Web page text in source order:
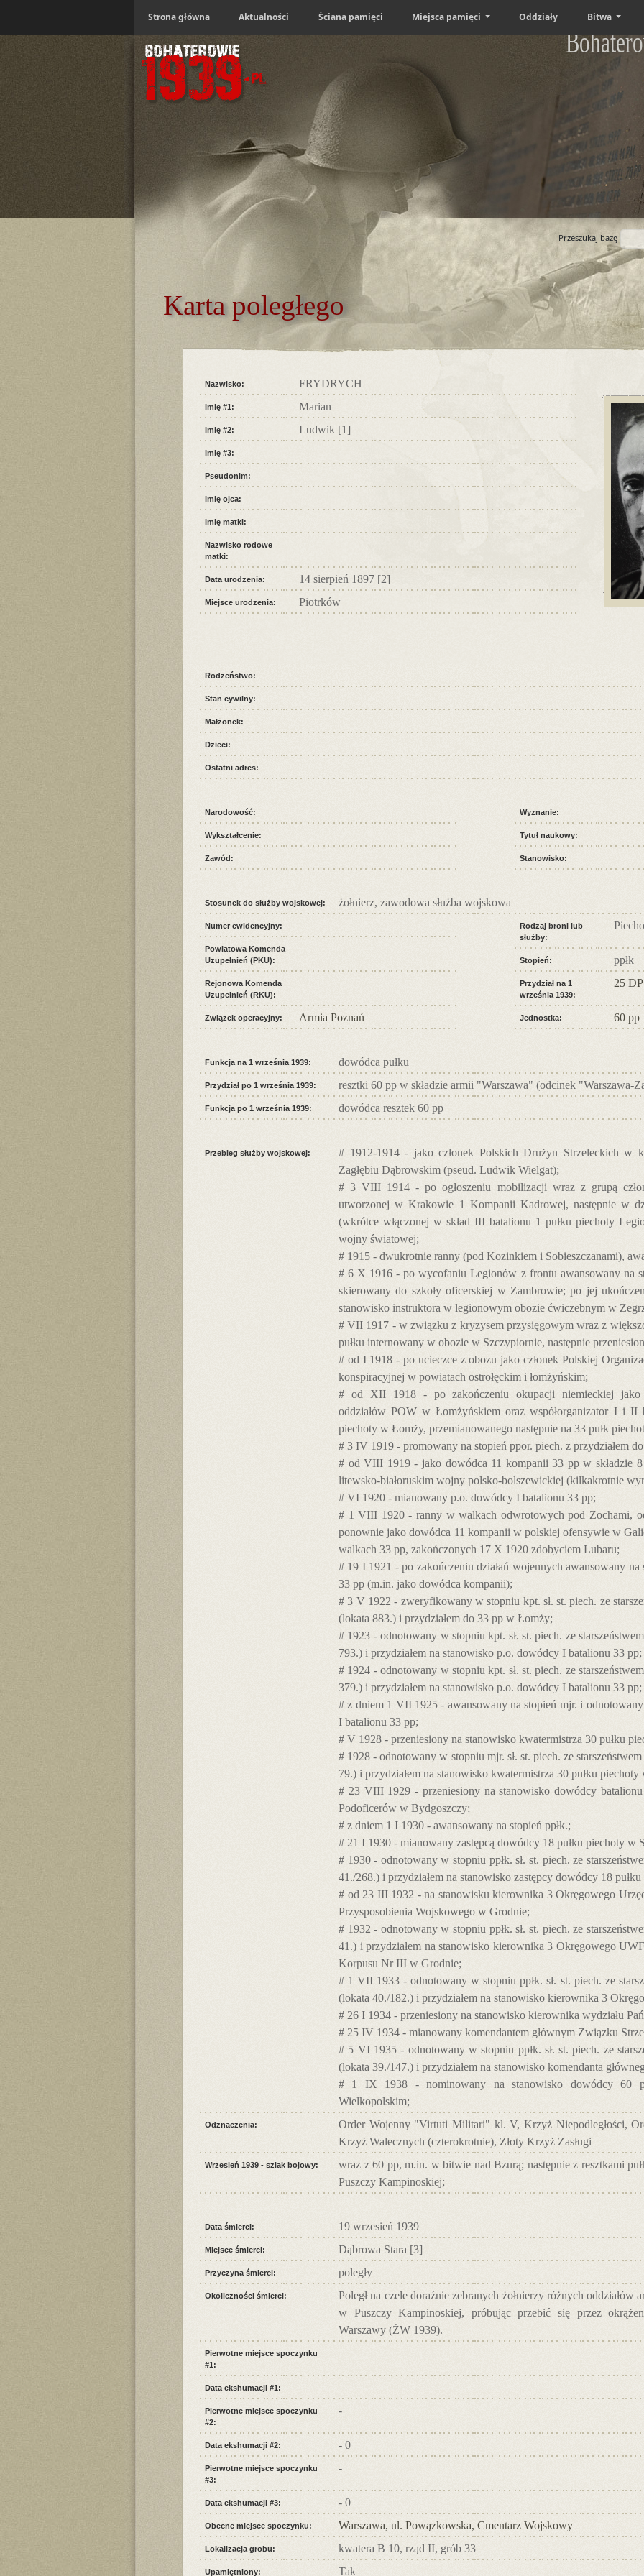
Strona główna Aktualności Ściana pamięci Miejsca pamięci Oddziały Bitwa
Przeszukaj bazę
Karta poległego
Nazwisko: FRYDRYCH
Imię #1: Marian
Imię #2: Ludwik [1]
Imię #3:
Pseudonim:
Imię ojca:
Imię matki:
Nazwisko rodowe
matki:
Data urodzenia: 14 sierpień 1897 [2]
Miejsce urodzenia: Piotrków
Rodzeństwo:
Stan cywilny:
Małżonek:
Dzieci:
Ostatni adres:
Narodowość:
Wykształcenie:
Zawód:
Wyznanie:
Tytuł naukowy:
Stanowisko:
Stosunek do służby wojskowej: żołnierz, zawodowa służba wojskowa
Numer ewidencyjny:
Powiatowa Komenda
Uzupełnień (PKU):
Rejonowa Komenda
Uzupełnień (RKU):
Związek operacyjny: Armia Poznań
Rodzaj broni lub
służby:
Stopień: ppłk
Przydział na 1
września 1939:
25 DP
Jednostka: 60 pp
Funkcja na 1 września 1939: dowódca pułku
Przydział po 1 września 1939: resztki 60 pp w składzie armii "Warszawa" (odcinek "Warszawa-
Funkcja po 1 września 1939: dowódca resztek 60 pp
Przebieg służby wojskowej:
# 1912-1914 - jako członek Polskich Drużyn Strzeleckich w
Zagłębiu Dąbrowskim (pseud. Ludwik Wielgat);
# 3 VIII 1914 - po ogłoszeniu mobilizacji wraz z grupą
utworzonej w Krakowie 1 Kompanii Kadrowej, następnie w
(wkrótce włączonej w skład III batalionu 1 pułku piechoty
wojny światowej;
# 1915 - dwukrotnie ranny (pod Kozinkiem i Sobieszczanami),
# 6 X 1916 - po wycofaniu Legionów z frontu awansowany na
skierowany do szkoły oficerskiej w Zambrowie; po jej
stanowisko instruktora w legionowym obozie ćwiczebnym w
# VII 1917 - w związku z kryzysem przysięgowym wraz z
pułku internowany w obozie w Szczypiornie, następnie
# od I 1918 - po ucieczce z obozu jako członek Polskiej
konspiracyjnej w powiatach ostrołęckim i łomżyńskim;
# od XII 1918 - po zakończeniu okupacji niemieckiej jako
oddziałów POW w Łomżyńskiem oraz współorganizator I i II
piechoty w Łomży, przemianowanego następnie na 33 pułk
# 3 IV 1919 - promowany na stopień ppor. piech. z przydziałem
# od VIII 1919 - jako dowódca 11 kompanii 33 pp w składzie
litewsko-białoruskim wojny polsko-bolszewickiej (kilkakrotnie
# VI 1920 - mianowany p.o. dowódcy I batalionu 33 pp;
# 1 VIII 1920 - ranny w walkach odwrotowych pod Zochami,
ponownie jako dowódca 11 kompanii w polskiej ofensywie w
walkach 33 pp, zakończonych 17 X 1920 zdobyciem Lubaru;
# 19 I 1921 - po zakończeniu działań wojennych awansowany na
33 pp (m.in. jako dowódca kompanii);
# 3 V 1922 - zweryfikowany w stopniu kpt. sł. st. piech. ze
(lokata 883.) i przydziałem do 33 pp w Łomży;
# 1923 - odnotowany w stopniu kpt. sł. st. piech. ze
793.) i przydziałem na stanowisko p.o. dowódcy I batalionu 33 pp;
# 1924 - odnotowany w stopniu kpt. sł. st. piech. ze
379.) i przydziałem na stanowisko p.o. dowódcy I batalionu 33 pp;
# z dniem 1 VII 1925 - awansowany na stopień mjr. i
I batalionu 33 pp;
# V 1928 - przeniesiony na stanowisko kwatermistrza 30 pułku
# 1928 - odnotowany w stopniu mjr. sł. st. piech. ze
79.) i przydziałem na stanowisko kwatermistrza 30 pułku piechoty
# 23 VIII 1929 - przeniesiony na stanowisko dowódcy
Podoficerów w Bydgoszczy;
# z dniem 1 I 1930 - awansowany na stopień ppłk.;
# 21 I 1930 - mianowany zastępcą dowódcy 18 pułku piechoty w
# 1930 - odnotowany w stopniu ppłk. sł. st. piech. ze
41./268.) i przydziałem na stanowisko zastępcy dowódcy 18
# od 23 III 1932 - na stanowisku kierownika 3 Okręgowego
Przysposobienia Wojskowego w Grodnie;
# 1932 - odnotowany w stopniu ppłk. sł. st. piech. ze
41.) i przydziałem na stanowisko kierownika 3 Okręgowego
Korpusu Nr III w Grodnie;
# 1 VII 1933 - odnotowany w stopniu ppłk. sł. st. piech. ze
(lokata 40./182.) i przydziałem na stanowisko kierownika 3
# 26 I 1934 - przeniesiony na stanowisko kierownika wydziału
# 25 IV 1934 - mianowany komendantem głównym Związku
# 5 VI 1935 - odnotowany w stopniu ppłk. sł. st. piech. ze
(lokata 39./147.) i przydziałem na stanowisko komendanta
# 1 IX 1938 - nominowany na stanowisko dowódcy 60
Wielkopolskim;
Odznaczenia:
Order Wojenny "Virtuti Militari" kl. V, Krzyż Niepodległości,
Krzyż Walecznych (czterokrotnie), Złoty Krzyż Zasługi
Wrzesień 1939 - szlak bojowy:
wraz z 60 pp, m.in. w bitwie nad Bzurą; następnie z resztkami
Puszczy Kampinoskiej;
Data śmierci: 19 wrzesień 1939
Miejsce śmierci: Dąbrowa Stara [3]
Przyczyna śmierci: poległy
Okoliczności śmierci:
Poległ na czele doraźnie zebranych żołnierzy różnych oddziałów
w Puszczy Kampinoskiej, próbując przebić się przez
Warszawy (ŻW 1939).
Pierwotne miejsce spoczynku
#1:
Data ekshumacji #1:
Pierwotne miejsce spoczynku
#2:
-
Data ekshumacji #2: - 0
Pierwotne miejsce spoczynku
#3:
-
Data ekshumacji #3: - 0
Obecne miejsce spoczynku: Warszawa, ul. Powązkowska, Cmentarz Wojskowy
Lokalizacja grobu: kwatera B 10, rząd II, grób 33
Upamiętniony: Tak